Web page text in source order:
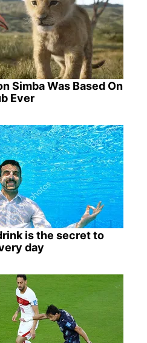
Simba Was Based On
Ever
is the secret to
day